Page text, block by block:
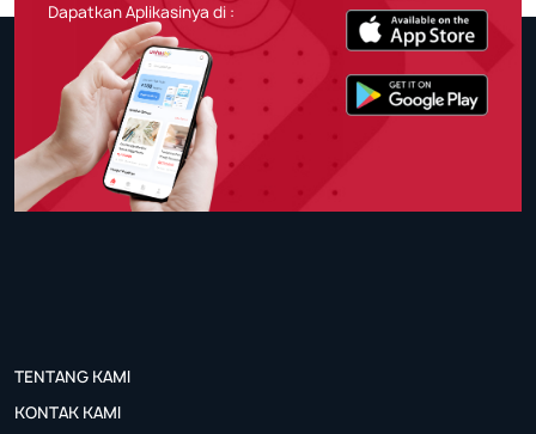
Dapatkan Aplikasinya di :
TENTANG KAMI
KONTAK KAMI